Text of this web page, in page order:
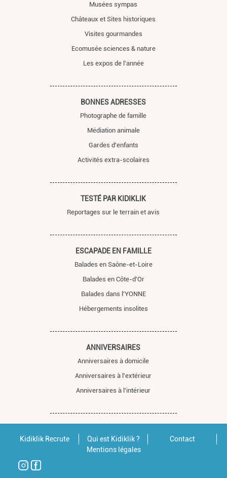
Musées sympas
Châteaux et Sites historiques
Visites gourmandes
Ecomusée sciences & nature
Les expos de l'année
BONNES ADRESSES
Photographe de famille
Médiation animale
Gardes d'enfants
Activités extra-scolaires
TESTÉ PAR KIDIKLIK
Reportages sur le terrain et avis
ESCAPADE EN FAMILLE
Balades en Saône-et-Loire
Balades en Côte-d'Or
Balades dans l'YONNE
Hébergements insolites
ANNIVERSAIRES
Anniversaires à domicile
Anniversaires à l'extérieur
Anniversaires à l'intérieur
Kidiklik Recrute Qui est Kidiklik ?
Contact
Mentions légales